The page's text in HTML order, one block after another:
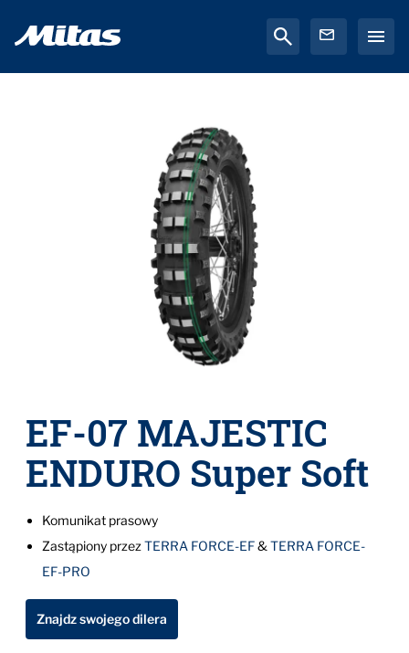
EF-07 MAJESTIC
ENDURO Super Soft
Komunikat prasowy
Zastąpiony przez TERRA FORCE-EF& TERRA FORCE-
EF-PRO
Znajdz swojego dilera